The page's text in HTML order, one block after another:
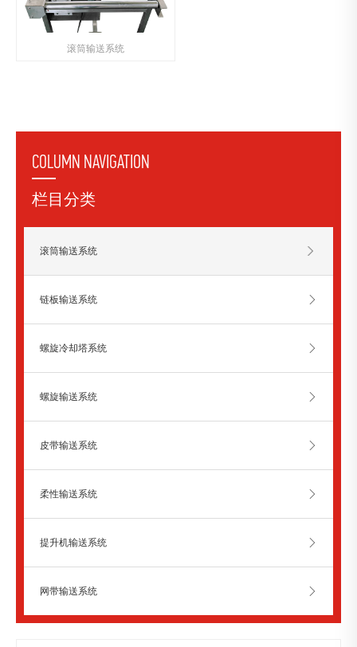
滚筒输送系统
COLUMN NAVIGATION
栏目分类
滚筒输送系统
链板输送系统
螺旋冷却塔系统
螺旋输送系统
皮带输送系统
柔性输送系统
提升机输送系统
网带输送系统